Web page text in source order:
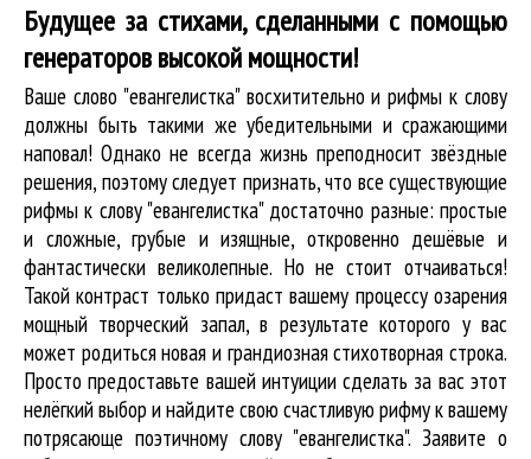
Будущее за стихами, сделанными с помощью
генераторов высокой мощности!
Ваше слово "евангелистка" восхитительно и рифмы к слову
должны быть такими же убедительными и сражающими
наповал! Однако не всегда жизнь преподносит звёздные
решения, поэтому следует признать, что все существующие
рифмы к слову "евангелистка" достаточно разные: простые
и сложные, грубые и изящные, откровенно дешёвые и
фантастически великолепные. Но не стоит отчаиваться!
Такой контраст только придаст вашему процессу озарения
мощный творческий запал, в результате которого у вас
может родиться новая и грандиозная стихотворная строка.
Просто предоставьте вашей интуиции сделать за вас этот
нелёгкий выбор и найдите свою счастливую рифму к вашему
потрясающе поэтичному слову "евангелистка". Заявите о